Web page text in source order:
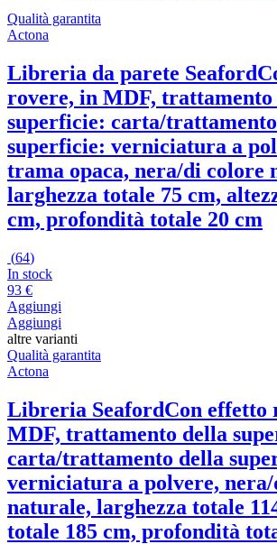
Qualità garantita
Actona
Libreria da parete Seaford
rovere, in MDF, trattamento
superficie: carta/
superficie: verniciatura a
trama opaca, nera/di colore
larghezza totale 75 cm,
cm, profondità totale 20 cm
(64)
In stock
93 €
Aggiungi
Aggiungi
altre varianti
Qualità garantita
Actona
Libreria SeafordCon effetto
MDF, trattamento della
carta/trattamento della
verniciatura a polvere,
naturale, larghezza totale
totale 185 cm, profondità